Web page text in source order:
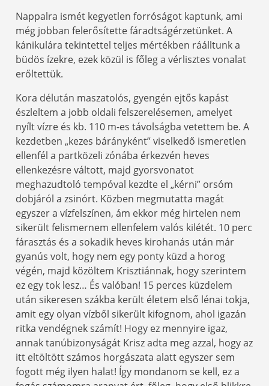
Nappalra ismét kegyetlen forróságot kaptunk, ami
még jobban felerősítette fáradtságérzetünket. A
kánikulára tekintettel teljes mértékben ráálltunk a
büdös ízekre, ezek közül is főleg a vérlisztes vonalat
erőltettük.
Kora délután maszatolós, gyengén ejtős kapást
észleltem a jobb oldali felszerelésemen, amelyet
nyílt vízre és kb. 110 m-es távolságba vetettem be. A
kezdetben „kezes bárányként” viselkedő ismeretlen
ellenfél a partközeli zónába érkezvén heves
ellenkezésre váltott, majd gyorsvonatot
meghazudtoló tempóval kezdte el „kérni” orsóm
dobjáról a zsinórt. Közben megmutatta magát
egyszer a vízfelszínen, ám ekkor még hirtelen nem
sikerült felismernem ellenfelem valós kilétét. 10 perc
fárasztás és a sokadik heves kirohanás után már
gyanús volt, hogy nem egy ponty küzd a horog
végén, majd közöltem Krisztiánnak, hogy szerintem
ez egy tok lesz… És valóban! 15 perces küzdelem
után sikeresen szákba került életem első lénai tokja,
amit egy olyan vízből sikerült kifognom, ahol igazán
ritka vendégnek számít! Hogy ez mennyire igaz,
annak tanúbizonyságát Krisz adta meg azzal, hogy az
itt eltöltött számos horgászata alatt egyszer sem
fogott még ilyen halat! Így mondanom se kell, ez a